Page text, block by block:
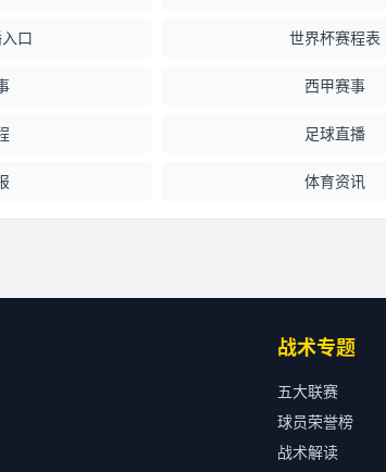
口 世界杯赛程表
西甲赛事
足球直播
体育资讯
战术专题
五大联赛
球员荣誉榜
战术解读